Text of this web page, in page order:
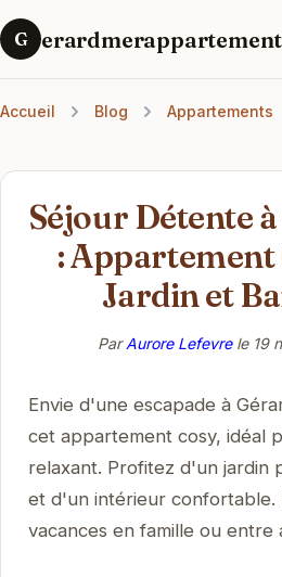
G
Accueil Blog Appartements
Séjour Détente
: Appartement
Jardin et
ParAurore Lefevrele 19
Envie d'une escapade à
cet appartement cosy, idéal
relaxant. Profitez d'un jardin
et d'un intérieur confortable.
vacances en famille ou entre